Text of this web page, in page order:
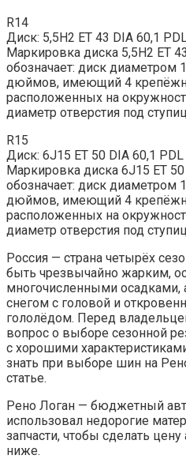
R14
Диск: 5,5H2 ET 43 DIA 60,1
Маркировка диска 5,5H2 ET
обозначает: диск
дюймов, имеющий 4
расположенных на
диаметр отверстия под
R15
Диск: 6J15 ET 50 DIA 60,1
Маркировка диска 6J15 ET
обозначает: диск
дюймов, имеющий 4
расположенных на
диаметр отверстия под
Россия — страна четырёх
быть чрезвычайно жарким,
многочисленными осадками,
снегом с головой и
гололёдом. Перед
вопрос о выборе сезонной
с хорошими
знать при выборе шин на
статье.
Рено Логан — бюджетный
использовал недорогие
запчасти, чтобы сделать
ниже.